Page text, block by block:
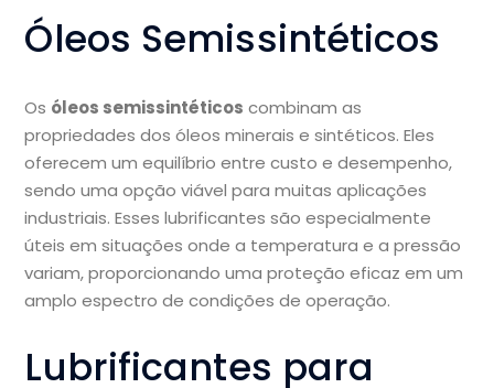
Óleos Semissintéticos
Os óleos semissintéticos combinam as
propriedades dos óleos minerais e sintéticos. Eles
oferecem um equilíbrio entre custo e desempenho,
sendo uma opção viável para muitas aplicações
industriais. Esses lubrificantes são especialmente
úteis em situações onde a temperatura e a pressão
variam, proporcionando uma proteção eficaz em um
amplo espectro de condições de operação.
Lubrificantes para